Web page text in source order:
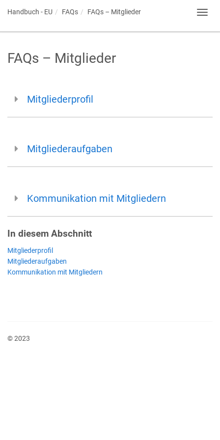
Handbuch - EU FAQs FAQs – Mitglieder
FAQs – Mitglieder
Mitgliederprofil
Mitgliederaufgaben
Kommunikation mit Mitgliedern
In diesem Abschnitt
Mitgliederprofil
Mitgliederaufgaben
Kommunikation mit Mitgliedern
© 2023